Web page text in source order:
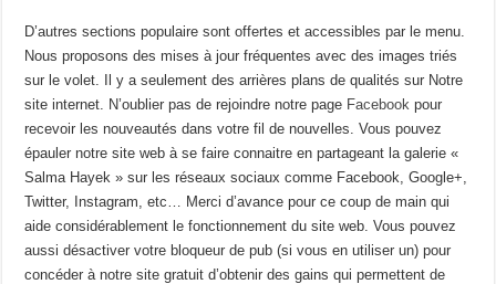
D’autres sections populaire sont offertes et accessibles par le menu.
Nous proposons des mises à jour fréquentes avec des images triés
sur le volet. Il y a seulement des arrières plans de qualités sur Notre
site internet. N’oublier pas de rejoindre notre page Facebook pour
recevoir les nouveautés dans votre fil de nouvelles. Vous pouvez
épauler notre site web à se faire connaitre en partageant la galerie «
Salma Hayek » sur les réseaux sociaux comme Facebook, Google+,
Twitter, Instagram, etc… Merci d’avance pour ce coup de main qui
aide considérablement le fonctionnement du site web. Vous pouvez
aussi désactiver votre bloqueur de pub (si vous en utiliser un) pour
concéder à notre site gratuit d’obtenir des gains qui permettent de